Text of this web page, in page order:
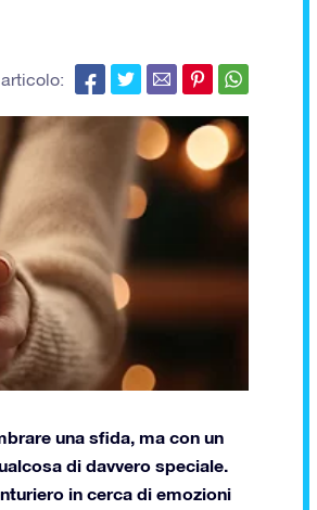
una sfida, ma con un
di davvero speciale.
in cerca di emozioni